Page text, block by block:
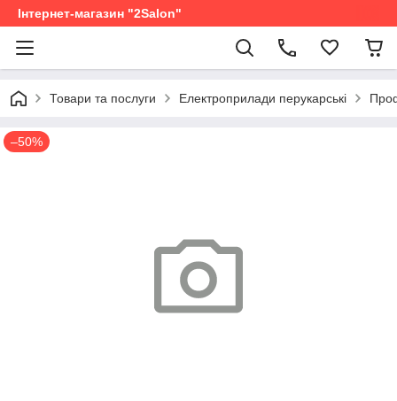
Інтернет-магазин "2Salon"
Товари та послуги Електроприлади перукарські
–50%